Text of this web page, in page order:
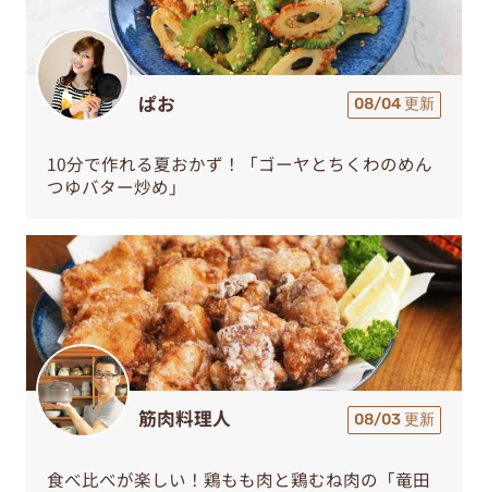
ぱお 08/04 更新
10分で作れる夏おかず！「ゴーヤとちくわのめん
つゆバター炒め」
筋肉料理人 08/03 更新
食べ比べが楽しい！鶏もも肉と鶏むね肉の「竜田
揚げ」